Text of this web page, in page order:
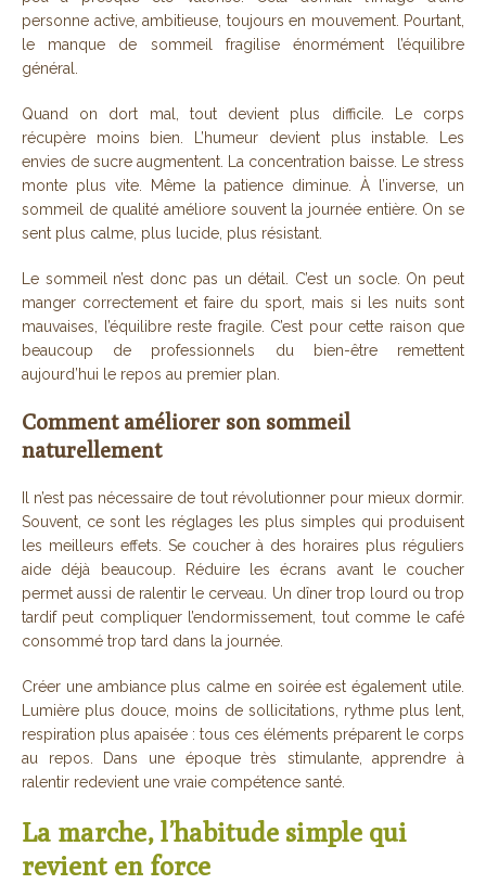
personne active, ambitieuse, toujours en mouvement. Pourtant,
le manque de sommeil fragilise énormément l’équilibre
général.
Quand on dort mal, tout devient plus difficile. Le corps
récupère moins bien. L’humeur devient plus instable. Les
envies de sucre augmentent. La concentration baisse. Le stress
monte plus vite. Même la patience diminue. À l’inverse, un
sommeil de qualité améliore souvent la journée entière. On se
sent plus calme, plus lucide, plus résistant.
Le sommeil n’est donc pas un détail. C’est un socle. On peut
manger correctement et faire du sport, mais si les nuits sont
mauvaises, l’équilibre reste fragile. C’est pour cette raison que
beaucoup de professionnels du bien-être remettent
aujourd’hui le repos au premier plan.
Comment améliorer son sommeil
naturellement
Il n’est pas nécessaire de tout révolutionner pour mieux dormir.
Souvent, ce sont les réglages les plus simples qui produisent
les meilleurs effets. Se coucher à des horaires plus réguliers
aide déjà beaucoup. Réduire les écrans avant le coucher
permet aussi de ralentir le cerveau. Un dîner trop lourd ou trop
tardif peut compliquer l’endormissement, tout comme le café
consommé trop tard dans la journée.
Créer une ambiance plus calme en soirée est également utile.
Lumière plus douce, moins de sollicitations, rythme plus lent,
respiration plus apaisée : tous ces éléments préparent le corps
au repos. Dans une époque très stimulante, apprendre à
ralentir redevient une vraie compétence santé.
La marche, l’habitude simple qui
revient en force